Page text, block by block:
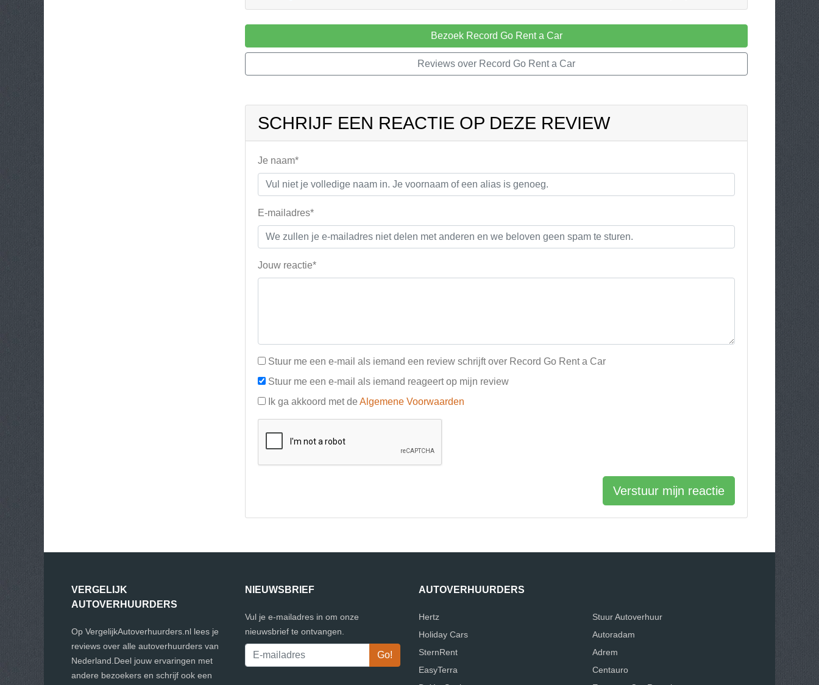
Bezoek Record Go Rent a Car
Reviews over Record Go Rent a Car
SCHRIJF EEN REACTIE OP DEZE REVIEW
Je naam*
E-mailadres*
Jouw reactie*
Stuur me een e-mail als iemand een review schrijft over Record Go Rent a Car
Stuur me een e-mail als iemand reageert op mijn review
Ik ga akkoord met de Algemene Voorwaarden
Verstuur mijn reactie
VERGELIJK
AUTOVERHUURDERS
Op VergelijkAutoverhuurders.nl lees je
reviews over alle autoverhuurders van
Nederland.Deel jouw ervaringen met
andere bezoekers en schrijf ook een
NIEUWSBRIEF
Vul je e-mailadres in om onze
nieuwsbrief te ontvangen.
AUTOVERHUURDERS
Hertz
Holiday Cars
SternRent
EasyTerra
Stuur Autoverhuur
Autoradam
Adrem
Centauro